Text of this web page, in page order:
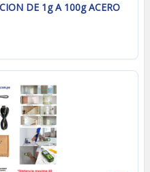
DE 1g A 100g ACERO